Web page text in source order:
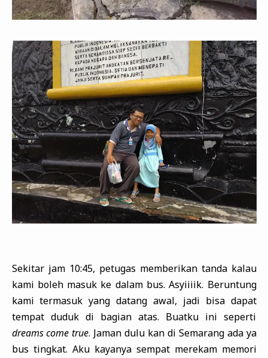
Sekitar jam 10:45, petugas memberikan tanda kalau
kami boleh masuk ke dalam bus. Asyiiiik. Beruntung
kami termasuk yang datang awal, jadi bisa dapat
tempat duduk di bagian atas. Buatku ini seperti
dreams come true. Jaman dulu kan di Semarang ada ya
bus tingkat. Aku kayanya sempat merekam memori